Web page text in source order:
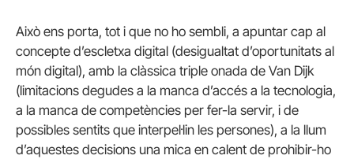
Això ens porta, tot i que no ho sembli, a apuntar cap al
concepte d’escletxa digital (desigualtat d’oportunitats al
món digital), amb la clàssica triple onada de Van Dijk
(limitacions degudes a la manca d’accés a la tecnologia,
a la manca de competències per fer-la servir, i de
possibles sentits que interpel·lin les persones), a la llum
d’aquestes decisions una mica en calent de prohibir-ho